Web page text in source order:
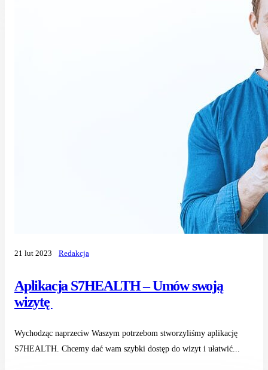
Aplikacja S7HEALTH – Umów swoją
wizytę
21 lut 2023 Redakcja
Wychodząc naprzeciw Waszym potrzebom stworzyliśmy aplikację
S7HEALTH. Chcemy dać wam szybki dostęp do wizyt i ułatwić...